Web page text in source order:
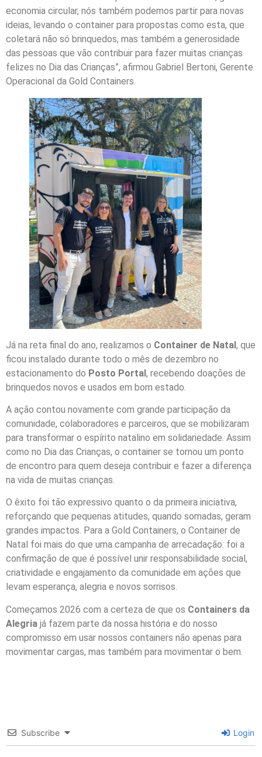
economia circular, nós também podemos partir para novas
ideias, levando o container para propostas como esta, que
coletará não só brinquedos, mas também a generosidade
das pessoas que vão contribuir para fazer muitas crianças
felizes no Dia das Crianças”, afirmou Gabriel Bertoni, Gerente
Operacional da Gold Containers.
Já na reta final do ano, realizamos o Container de Natal, que
ficou instalado durante todo o mês de dezembro no
estacionamento do Posto Portal, recebendo doações de
brinquedos novos e usados em bom estado.
A ação contou novamente com grande participação da
comunidade, colaboradores e parceiros, que se mobilizaram
para transformar o espírito natalino em solidariedade. Assim
como no Dia das Crianças, o container se tornou um ponto
de encontro para quem deseja contribuir e fazer a diferença
na vida de muitas crianças.
O êxito foi tão expressivo quanto o da primeira iniciativa,
reforçando que pequenas atitudes, quando somadas, geram
grandes impactos. Para a Gold Containers, o Container de
Natal foi mais do que uma campanha de arrecadação: foi a
confirmação de que é possível unir responsabilidade social,
criatividade e engajamento da comunidade em ações que
levam esperança, alegria e novos sorrisos.
Começamos 2026 com a certeza de que os Containers da
Alegria já fazem parte da nossa história e do nosso
compromisso em usar nossos containers não apenas para
movimentar cargas, mas também para movimentar o bem.
Subscribe Login